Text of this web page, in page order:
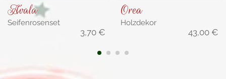
Avala
Seifenrosenset
3,70 €
Orea
Holzdekor
43,00 €
4